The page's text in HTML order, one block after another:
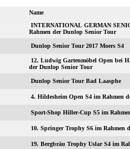
Name
INTERNATIONAL GERMAN
Rahmen der Dunlop Senior Tour
Dunlop Senior Tour 2017 Moers S4
12. Ludwig Gartenmöbel Open bei
der Dunlop Senior Tour
Dunlop Senior Tour Bad Laasphe
4. Hildesheim Open S4 im Rahmen
Sport-Shop Hiller-Cup S5 im
10. Springer Trophy S6 im Rahmen
19. Bergbräu Trophy Uslar S4 im